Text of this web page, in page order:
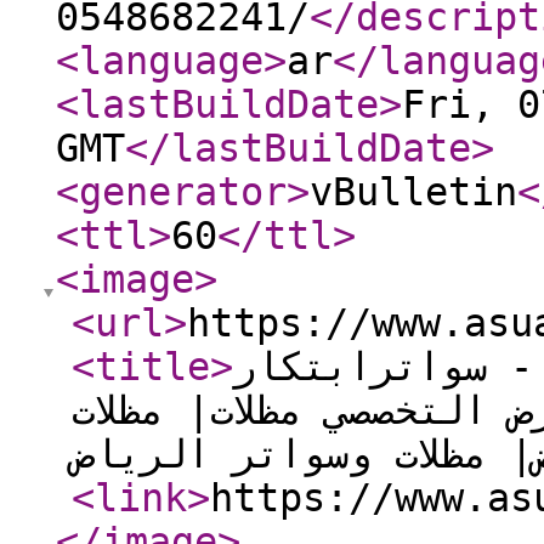
</
<language>ar</
<lastBuildDate>Fri,
GMT</lastBuildDate>
<generator>vBulletin
<ttl>60</ttl>
<image>
<url>https://
<title> سواترابتكار
معرض التخصصي مظلات| مظلات
<link>https://